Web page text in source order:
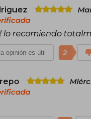
lo recomiendo
opinión es útil 2